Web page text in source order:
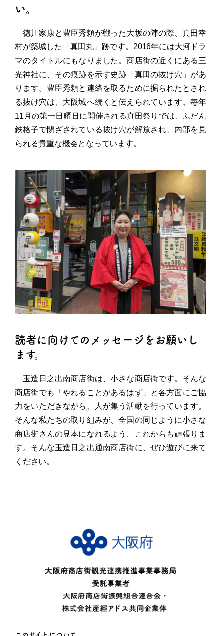
い。
徳川家康と豊臣秀頼が戦った大坂の陣の際、真田幸
村が築城した「真田丸」跡です。2016年には大河ドラ
マのタイトルにもなりました。商店街の近くにある三
光神社に、その痕跡を示す史跡「真田の抜け穴」があ
ります。豊臣秀頼と連絡を取るために掘られたとされ
る抜け穴は、大阪城へ続くと伝えられています。毎年
11月の第一日曜日に開催される真田祭りでは、ふだん
鉄格子で閉ざされている抜け穴が解放され、内部を見
られる貴重な機会となっています。
読者に向けてのメッセージをお願いし
ます。
玉造日之出南商店街は、小さな商店街です。そんな
商店街でも「やれることがあるはず」と各方面にご協
力をいただきながら、人が集う活動を行っています。
そんな私たちの取り組みが、全国の同じように小さな
商店街さんの見本になれるよう、これからも頑張りま
す。そんな玉造日之出通南商店街に、ぜひ遊びに来て
ください。
このサイトについて